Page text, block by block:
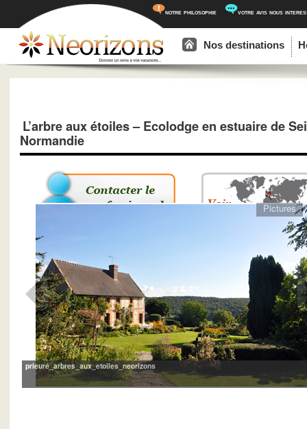
notre philosophie votre avis nous
Aller au contenu principal
Aller au contenu secondaire
Nos destinations
prieuré_arbres_aux_etoiles_neorizons
Pictures
L’arbre aux étoiles – Ecolodge en estuaire de
Normandie